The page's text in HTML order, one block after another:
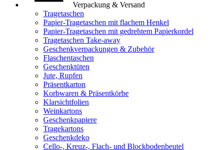
Verpackung & Versand
Tragetaschen
Papier-Tragetaschen mit flachem Henkel
Papier-Tragetaschen mit gedrehtem Papierkordel
Tragetaschen Take-away
Geschenkverpackungen & Zubehör
Flaschentaschen
Geschenktüten
Jute, Rupfen
Präsentkarton
Korbwaren & Präsentkörbe
Klarsichtfolien
Weinkartons
Geschenkpapiere
Tragekartons
Geschenkdeko
Cello-, Kreuz-, Flach- und Blockbodenbeutel